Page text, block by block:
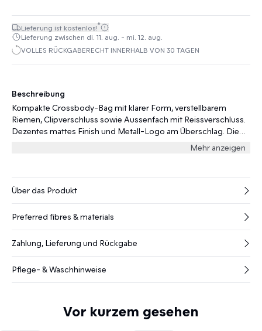
Lieferung ist kostenlos!*
Lieferung zwischen di. 11. aug. - mi. 12. aug.
VOLLES RÜCKGABERECHT INNERHALB VON 30 TAGEN
Beschreibung
Kompakte Crossbody-Bag mit klarer Form, verstellbarem
Riemen, Clipverschluss sowie Aussenfach mit Reissverschluss.
Dezentes mattes Finish und Metall-Logo am Überschlag. Die
Maße der Tasche sind wie folgt: 18 H x 13 B x 4 T cmMehr anzeigen
Über das Produkt
Preferred fibres & materials
Zahlung, Lieferung und Rückgabe
Pflege- & Waschhinweise
Vor kurzem gesehen